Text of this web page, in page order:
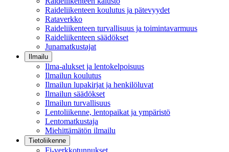
Raideliikenteen koulutus ja pätevyydet
Rataverkko
Raideliikenteen turvallisuus ja toimintavarmuus
Raideliikenteen säädökset
Junamatkustajat
Ilmailu
Ilma-alukset ja lentokelpoisuus
Ilmailun koulutus
Ilmailun lupakirjat ja henkilöluvat
Ilmailun säädökset
Ilmailun turvallisuus
Lentoliikenne, lentopaikat ja ympäristö
Lentomatkustaja
Miehittämätön ilmailu
Tietoliikenne
Fi-verkkotunnukset